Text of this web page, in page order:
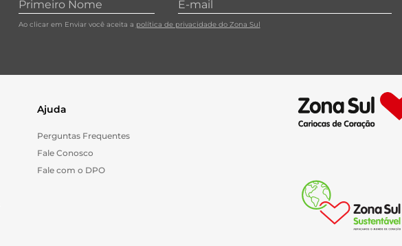
Ao clicar em Enviar você aceita a política de privacidade do Zona Sul
Ajuda
Perguntas Frequentes
Fale Conosco
Fale com o DPO